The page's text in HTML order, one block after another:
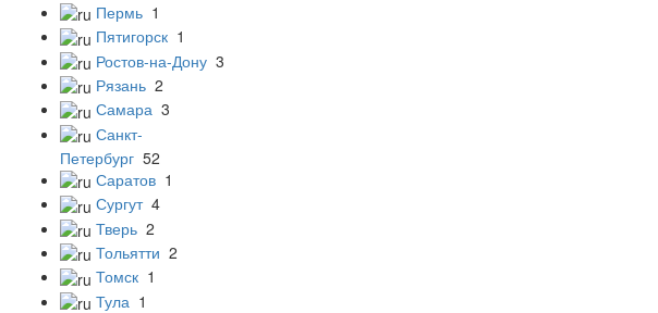
Пермь 1
Пятигорск 1
Ростов-на-Дону 3
Рязань 2
Самара 3
Санкт-
Петербург 52
Саратов 1
Сургут 4
Тверь 2
Тольятти 2
Томск 1
Тула 1